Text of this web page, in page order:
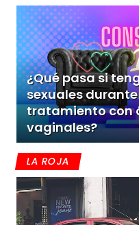
¿Qué pasa si
sexuales
tratamiento con
vaginales?
LA ROJA